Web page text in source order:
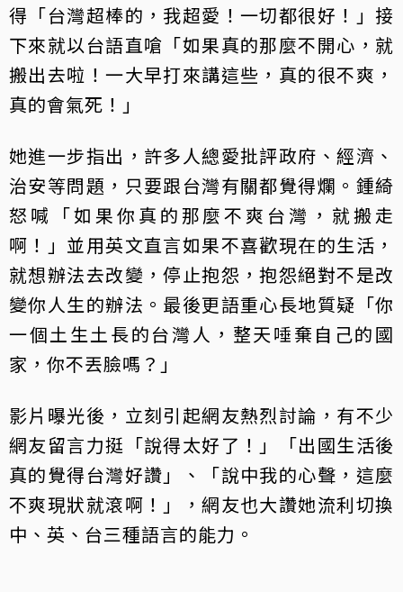
得「台灣超棒的，我超愛！一切都很好！」接
下來就以台語直嗆「如果真的那麼不開心，就
搬出去啦！一大早打來講這些，真的很不爽，
真的會氣死！」
她進一步指出，許多人總愛批評政府、經濟、
治安等問題，只要跟台灣有關都覺得爛。鍾綺
怒喊「如果你真的那麼不爽台灣，就搬走
啊！」並用英文直言如果不喜歡現在的生活，
就想辦法去改變，停止抱怨，抱怨絕對不是改
變你人生的辦法。最後更語重心長地質疑「你
一個土生土長的台灣人，整天唾棄自己的國
家，你不丟臉嗎？」
影片曝光後，立刻引起網友熱烈討論，有不少
網友留言力挺「說得太好了！」「出國生活後
真的覺得台灣好讚」、「說中我的心聲，這麼
不爽現狀就滾啊！」，網友也大讚她流利切換
中、英、台三種語言的能力。